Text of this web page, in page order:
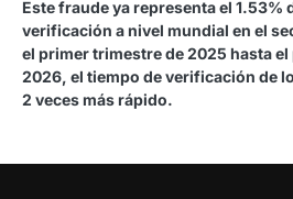
Este fraude ya representa el 1.53%
verificación a nivel mundial en el
el primer trimestre de 2025 hasta
2026, el tiempo de verificación de
2 veces más rápido.